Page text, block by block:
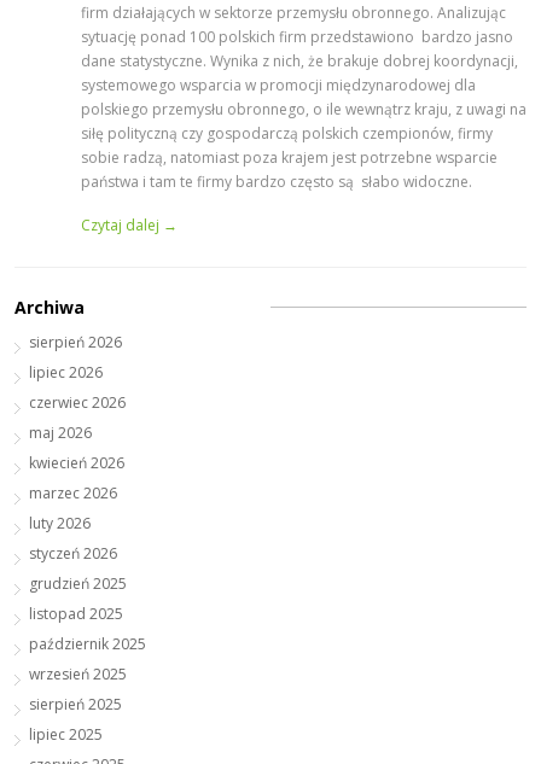
firm działających w sektorze przemysłu obronnego. Analizując
sytuację ponad 100 polskich firm przedstawiono bardzo jasno
dane statystyczne. Wynika z nich, że brakuje dobrej koordynacji,
systemowego wsparcia w promocji międzynarodowej dla
polskiego przemysłu obronnego, o ile wewnątrz kraju, z uwagi na
siłę polityczną czy gospodarczą polskich czempionów, firmy
sobie radzą, natomiast poza krajem jest potrzebne wsparcie
państwa i tam te firmy bardzo często są słabo widoczne.
Czytaj dalej →
Archiwa
sierpień 2026
lipiec 2026
czerwiec 2026
maj 2026
kwiecień 2026
marzec 2026
luty 2026
styczeń 2026
grudzień 2025
listopad 2025
październik 2025
wrzesień 2025
sierpień 2025
lipiec 2025